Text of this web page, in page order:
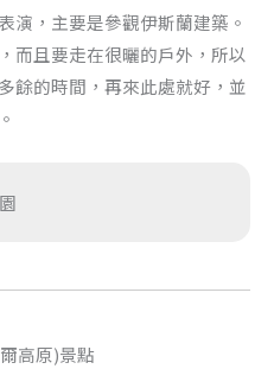
演，主要是參觀伊斯蘭建築。
而且要走在很曬的戶外，所以
餘的時間，再來此處就好，並
高原)景點